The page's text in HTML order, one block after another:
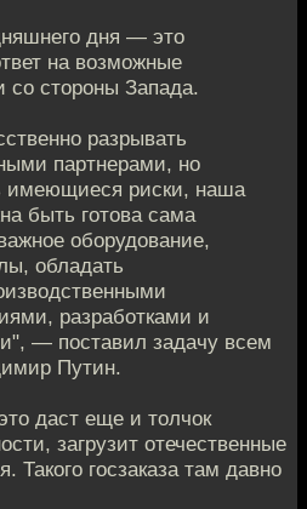
дня — это
на возможные
со стороны Запада.
разрывать
партнерами, но
имеющиеся риски, наша
быть готова сама
оборудование,
обладать
разработками и
— поставил задачу всем
Путин.
даст еще и толчок
загрузит отечественные
Такого госзаказа там давно